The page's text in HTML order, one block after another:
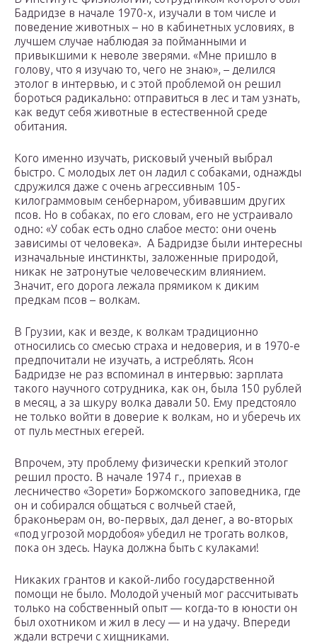
Бадридзе в начале 1970-х, изучали в том числе и
поведение животных – но в кабинетных условиях, в
лучшем случае наблюдая за пойманными и
привыкшими к неволе зверями. «Мне пришло в
голову, что я изучаю то, чего не знаю», – делился
этолог в интервью, и с этой проблемой он решил
бороться радикально: отправиться в лес и там узнать,
как ведут себя животные в естественной среде
обитания.
Кого именно изучать, рисковый ученый выбрал
быстро. С молодых лет он ладил с собаками, однажды
сдружился даже с очень агрессивным 105-
килограммовым сенбернаром, убивавшим других
псов. Но в собаках, по его словам, его не устраивало
одно: «У собак есть одно слабое место: они очень
зависимы от человека». А Бадридзе были интересны
изначальные инстинкты, заложенные природой,
никак не затронутые человеческим влиянием.
Значит, его дорога лежала прямиком к диким
предкам псов – волкам.
В Грузии, как и везде, к волкам традиционно
относились со смесью страха и недоверия, и в 1970-е
предпочитали не изучать, а истреблять. Ясон
Бадридзе не раз вспоминал в интервью: зарплата
такого научного сотрудника, как он, была 150 рублей
в месяц, а за шкуру волка давали 50. Ему предстояло
не только войти в доверие к волкам, но и уберечь их
от пуль местных егерей.
Впрочем, эту проблему физически крепкий этолог
решил просто. В начале 1974 г., приехав в
лесничество «Зорети» Боржомского заповедника, где
он и собирался общаться с волчьей стаей,
браконьерам он, во-первых, дал денег, а во-вторых
«под угрозой мордобоя» убедил не трогать волков,
пока он здесь. Наука должна быть с кулаками!
Никаких грантов и какой-либо государственной
помощи не было. Молодой ученый мог рассчитывать
только на собственный опыт — когда-то в юности он
был охотником и жил в лесу — и на удачу. Впереди
ждали встречи с хищниками.